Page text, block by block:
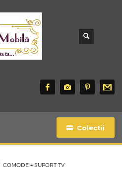
Colectii
COMODE + SUPORT TV